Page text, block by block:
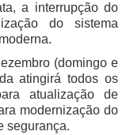
de Magistrados e
a interrupção do
do sistema
(domingo e
atingirá todos os
atualização de
modernização do
segurança.